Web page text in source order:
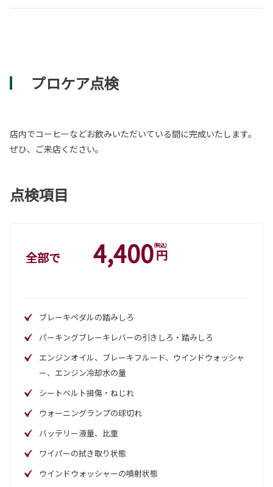
プロケア点検
店内でコーヒーなどお飲みいただいている間に完成いたします。
ぜひ、ご来店ください。
点検項目
4,400
全部で
(税込)
円
ブレーキペダルの踏みしろ
パーキングブレーキレバーの引きしろ・踏みしろ
エンジンオイル、ブレーキフルード、ウインドウォッシャ
ー、エンジン冷却水の量
シートベルト損傷・ねじれ
ウォーニングランプの球切れ
バッテリー液量、比重
ワイパーの拭き取り状態
ウインドウォッシャーの噴射状態